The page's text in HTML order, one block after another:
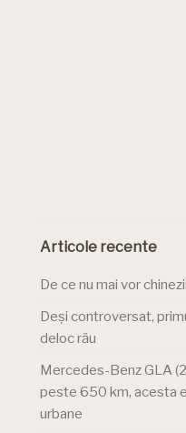
Articole recente
De ce nu mai vor
Deși controversat,
deloc rău
Mercedes-Benz GLA
peste 650 km, acesta
urbane